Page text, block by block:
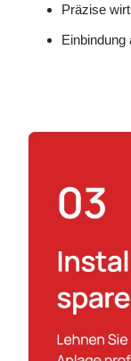
Präzise
Einbindung